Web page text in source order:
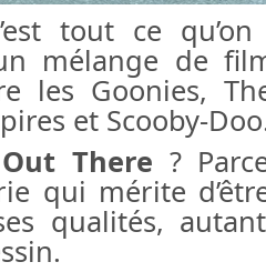
tout ce
mélange de
les Goonies,
et Scooby-
Out There ?
qui mérite
qualités,